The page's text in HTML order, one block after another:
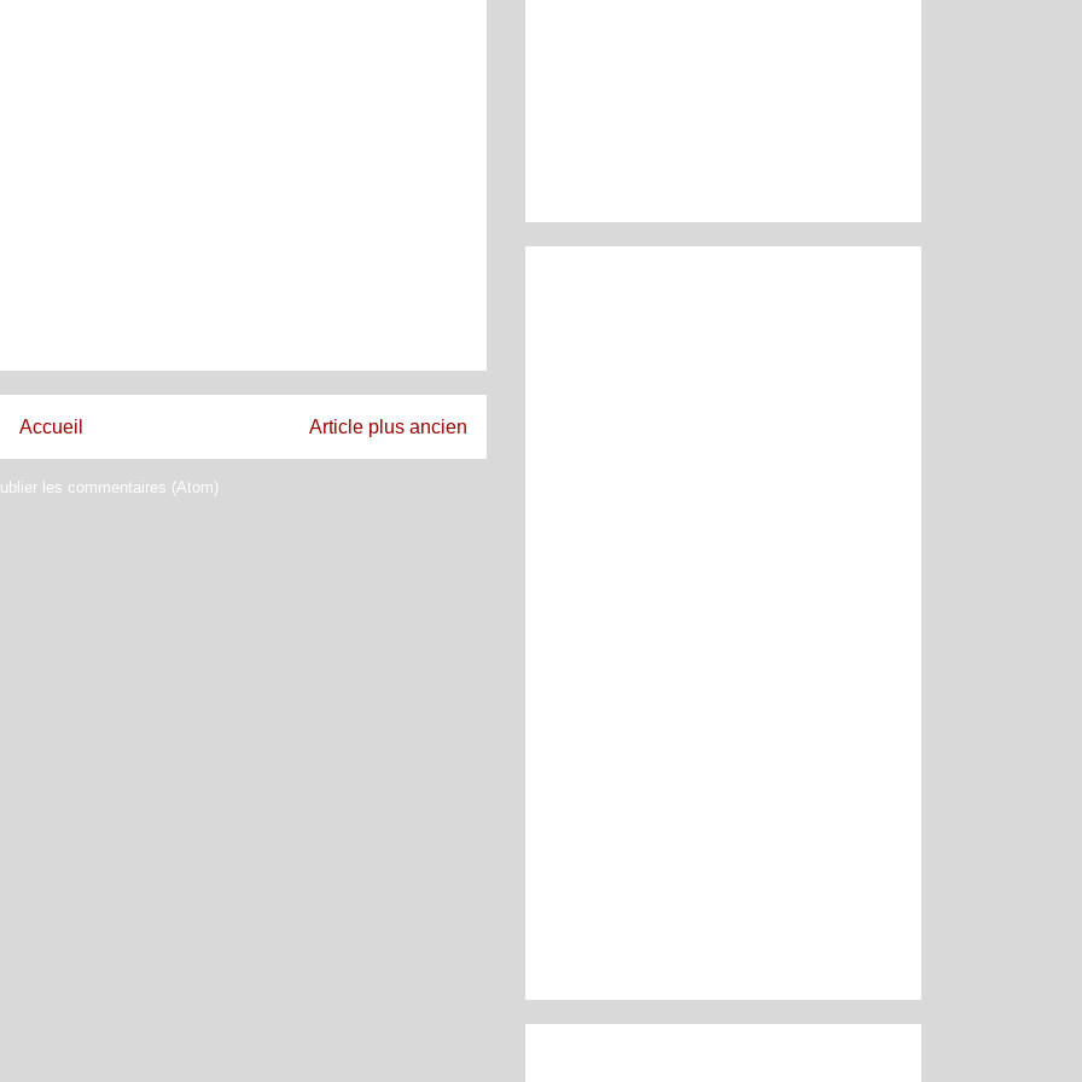
Article plus ancien
Accueil
les commentaires (Atom)